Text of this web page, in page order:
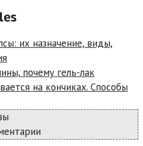
их назначение, виды,
почему гель-лак
на кончиках. Способы